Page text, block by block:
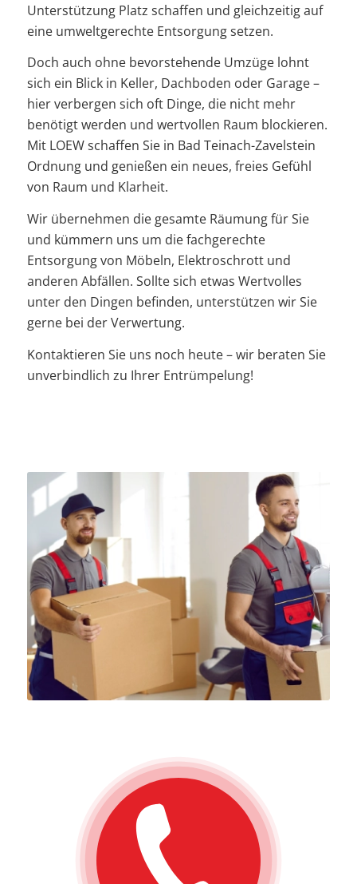
Unterstützung Platz schaffen und gleichzeitig auf
eine umweltgerechte Entsorgung setzen.
Doch auch ohne bevorstehende Umzüge lohnt
sich ein Blick in Keller, Dachboden oder Garage –
hier verbergen sich oft Dinge, die nicht mehr
benötigt werden und wertvollen Raum blockieren.
Mit LOEW schaffen Sie in Bad Teinach-Zavelstein
Ordnung und genießen ein neues, freies Gefühl
von Raum und Klarheit.
Wir übernehmen die gesamte Räumung für Sie
und kümmern uns um die fachgerechte
Entsorgung von Möbeln, Elektroschrott und
anderen Abfällen. Sollte sich etwas Wertvolles
unter den Dingen befinden, unterstützen wir Sie
gerne bei der Verwertung.
Kontaktieren Sie uns noch heute – wir beraten Sie
unverbindlich zu Ihrer Entrümpelung!